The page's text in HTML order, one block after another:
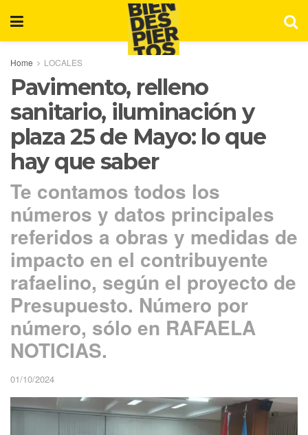
Home LOCALES
Pavimento, relleno
sanitario, iluminación y
plaza 25 de Mayo: lo que
hay que saber
Te contamos todos los
números y datos principales
referidos a obras y medidas de
impacto en el contribuyente
rafaelino, según el proyecto de
Presupuesto. Número por
número, sólo en RAFAELA
NOTICIAS.
01/10/2024